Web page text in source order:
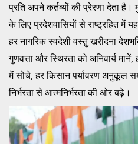
प्रति अपने कर्तव्यों की प्रेरणा देता है।
के लिए प्रदेशवासियों से राष्ट्रहित में
हर नागरिक स्वदेशी वस्तु खरीदना
गुणवत्ता और स्थिरता को अनिवार्य
में सोचे, हर किसान पर्यावरण अनुकूल
निर्भरता से आत्मनिर्भरता की ओर बढ़े।